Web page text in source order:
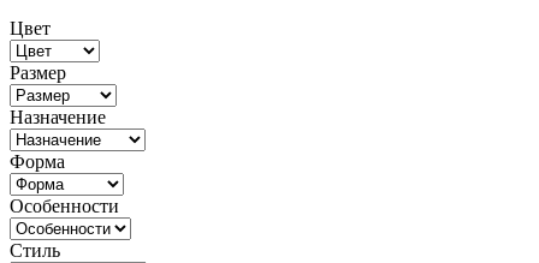
Цвет
Размер
Назначение
Форма
Особенности
Стиль